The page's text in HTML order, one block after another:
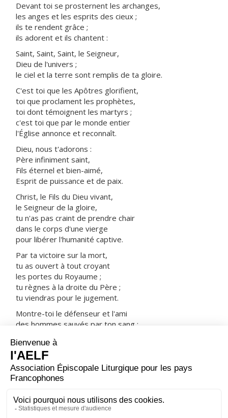
Devant toi se prosternent les archanges,
les anges et les esprits des cieux ;
ils te rendent grâce ;
ils adorent et ils chantent :
Saint, Saint, Saint, le Seigneur,
Dieu de l'univers ;
le ciel et la terre sont remplis de ta gloire.
C'est toi que les Apôtres glorifient,
toi que proclament les prophètes,
toi dont témoignent les martyrs ;
c'est toi que par le monde entier
l'Église annonce et reconnaît.
Dieu, nous t'adorons :
Père infiniment saint,
Fils éternel et bien-aimé,
Esprit de puissance et de paix.
Christ, le Fils du Dieu vivant,
le Seigneur de la gloire,
tu n'as pas craint de prendre chair
dans le corps d'une vierge
pour libérer l'humanité captive.
Par ta victoire sur la mort,
tu as ouvert à tout croyant
les portes du Royaume ;
tu règnes à la droite du Père ;
tu viendras pour le jugement.
Montre-toi le défenseur et l'ami
des hommes sauvés par ton sang :
dans ta joie et dans ta lumière.
ORAISON
Dieu tout puissant, accorde-nous, en ces jours de fête,
mystère de Pâques dont nous faisons mémoire reste
présent dans notre vie et la transforme.